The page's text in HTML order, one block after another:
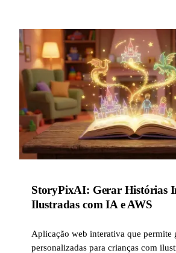
StoryPixAI: Gerar Histórias
Ilustradas com IA e AWS
Aplicação web interativa que permite
personalizadas para crianças com